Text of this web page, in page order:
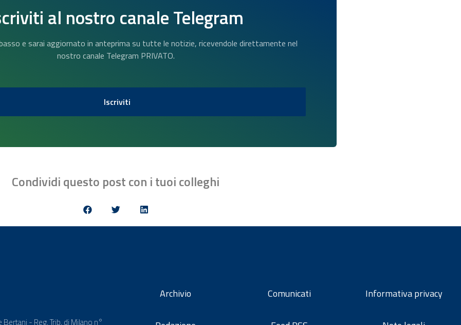
al nostro canale Telegram
e sarai aggiornato in anteprima su tutte le notizie, ricevendole direttamente nel
nostro canale Telegram PRIVATO.
Iscriviti
Condividi questo post con i tuoi colleghi
- Reg. Trib. di Milano n°
Archivio Comunicati Informativa privacy